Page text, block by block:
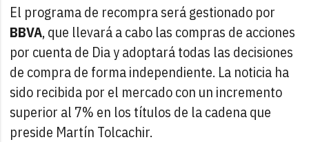
El programa de recompra será gestionado por
BBVA, que llevará a cabo las compras de acciones
por cuenta de Dia y adoptará todas las decisiones
de compra de forma independiente. La noticia ha
sido recibida por el mercado con un incremento
superior al 7% en los títulos de la cadena que
preside Martín Tolcachir.